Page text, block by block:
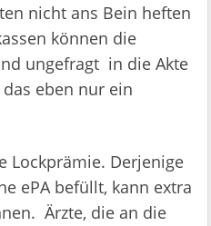
nicht ans Bein heften
können die
ungefragt in die Akte
eben nur ein
Lockprämie. Derjenige
ePA befüllt, kann extra
Ärzte, die an die